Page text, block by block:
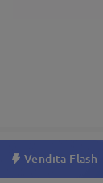
Vendita Flash